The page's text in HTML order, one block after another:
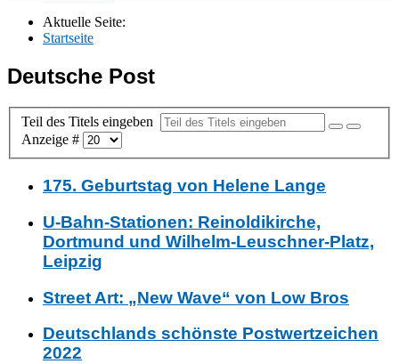
Aktuelle Seite:
Startseite
Deutsche Post
Teil des Titels eingeben
Anzeige #
175. Geburtstag von Helene Lange
U-Bahn-Stationen: Reinoldikirche,
Dortmund und Wilhelm-Leuschner-Platz,
Leipzig
Street Art: „New Wave“ von Low Bros
Deutschlands schönste Postwertzeichen
2022